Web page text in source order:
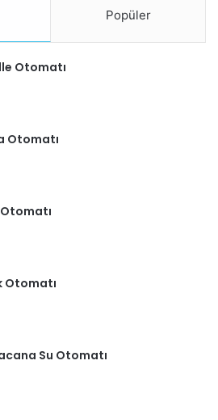
Popüler
Otomatı
Otomatı
Otomatı
Su Otomatı